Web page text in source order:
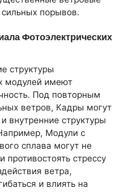
порывов.
Фотоэлектрических
структуры
модулей имеют
Под повторным
ветров, Кадры могут
внутренние структуры
Модули с
сплава могут не
противостоять стрессу
ветра,
и влиять на